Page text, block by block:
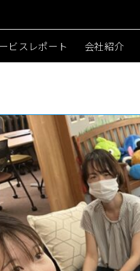
ビスレポート 会社紹介